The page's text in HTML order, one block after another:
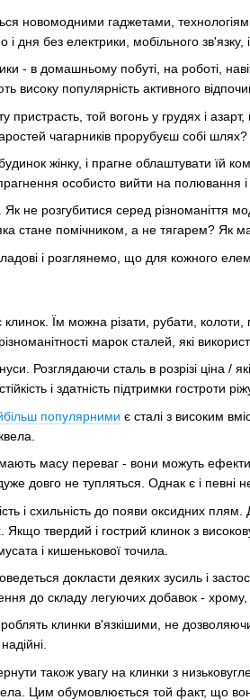
новомодними гаджетами,
без електрики, мобільного зв'язку,
- в домашньому побуті, на роботі,
високу популярність активного
пристрасть, той вогонь у грудях і
чагарників прорубуєш собі
жінку, і прагне облаштувати їй
прагнення особисто вийти на
Як не розгубитися серед різноманіття
стане помічником, а не тягарем? Як
і розглянемо, що для кожного
Їм можна різати, рубати,
марок сталей, які
Розглядаючи сталь в розрізі ціна /
і здатність підтримки гостроти
популярними є сталі з високим
мають масу переваг - вони можуть
довго не тупляться. Однак є і певні
і схильність до появи оксидних
Якщо твердий і гострий клинок з
і кишенькової точила.
докласти деяких зусиль і
до складу легуючих добавок - хрому,
клинки в'язкішими, не
також увагу на клинки з
Цим обумовлюється той факт, що